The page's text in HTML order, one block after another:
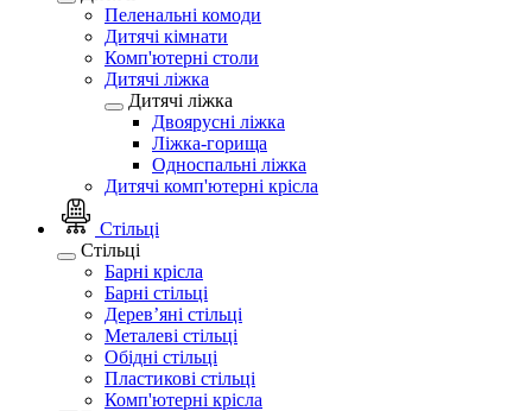
Пеленальні комоди
Дитячі кімнати
Комп'ютерні столи
Дитячі ліжка
Дитячі ліжка
Двоярусні ліжка
Ліжка-горища
Односпальні ліжка
Дитячі комп'ютерні крісла
Стільці
Стільці
Барні крісла
Барні стільці
Дерев’яні стільці
Металеві стільці
Обідні стільці
Пластикові стільці
Комп'ютерні крісла